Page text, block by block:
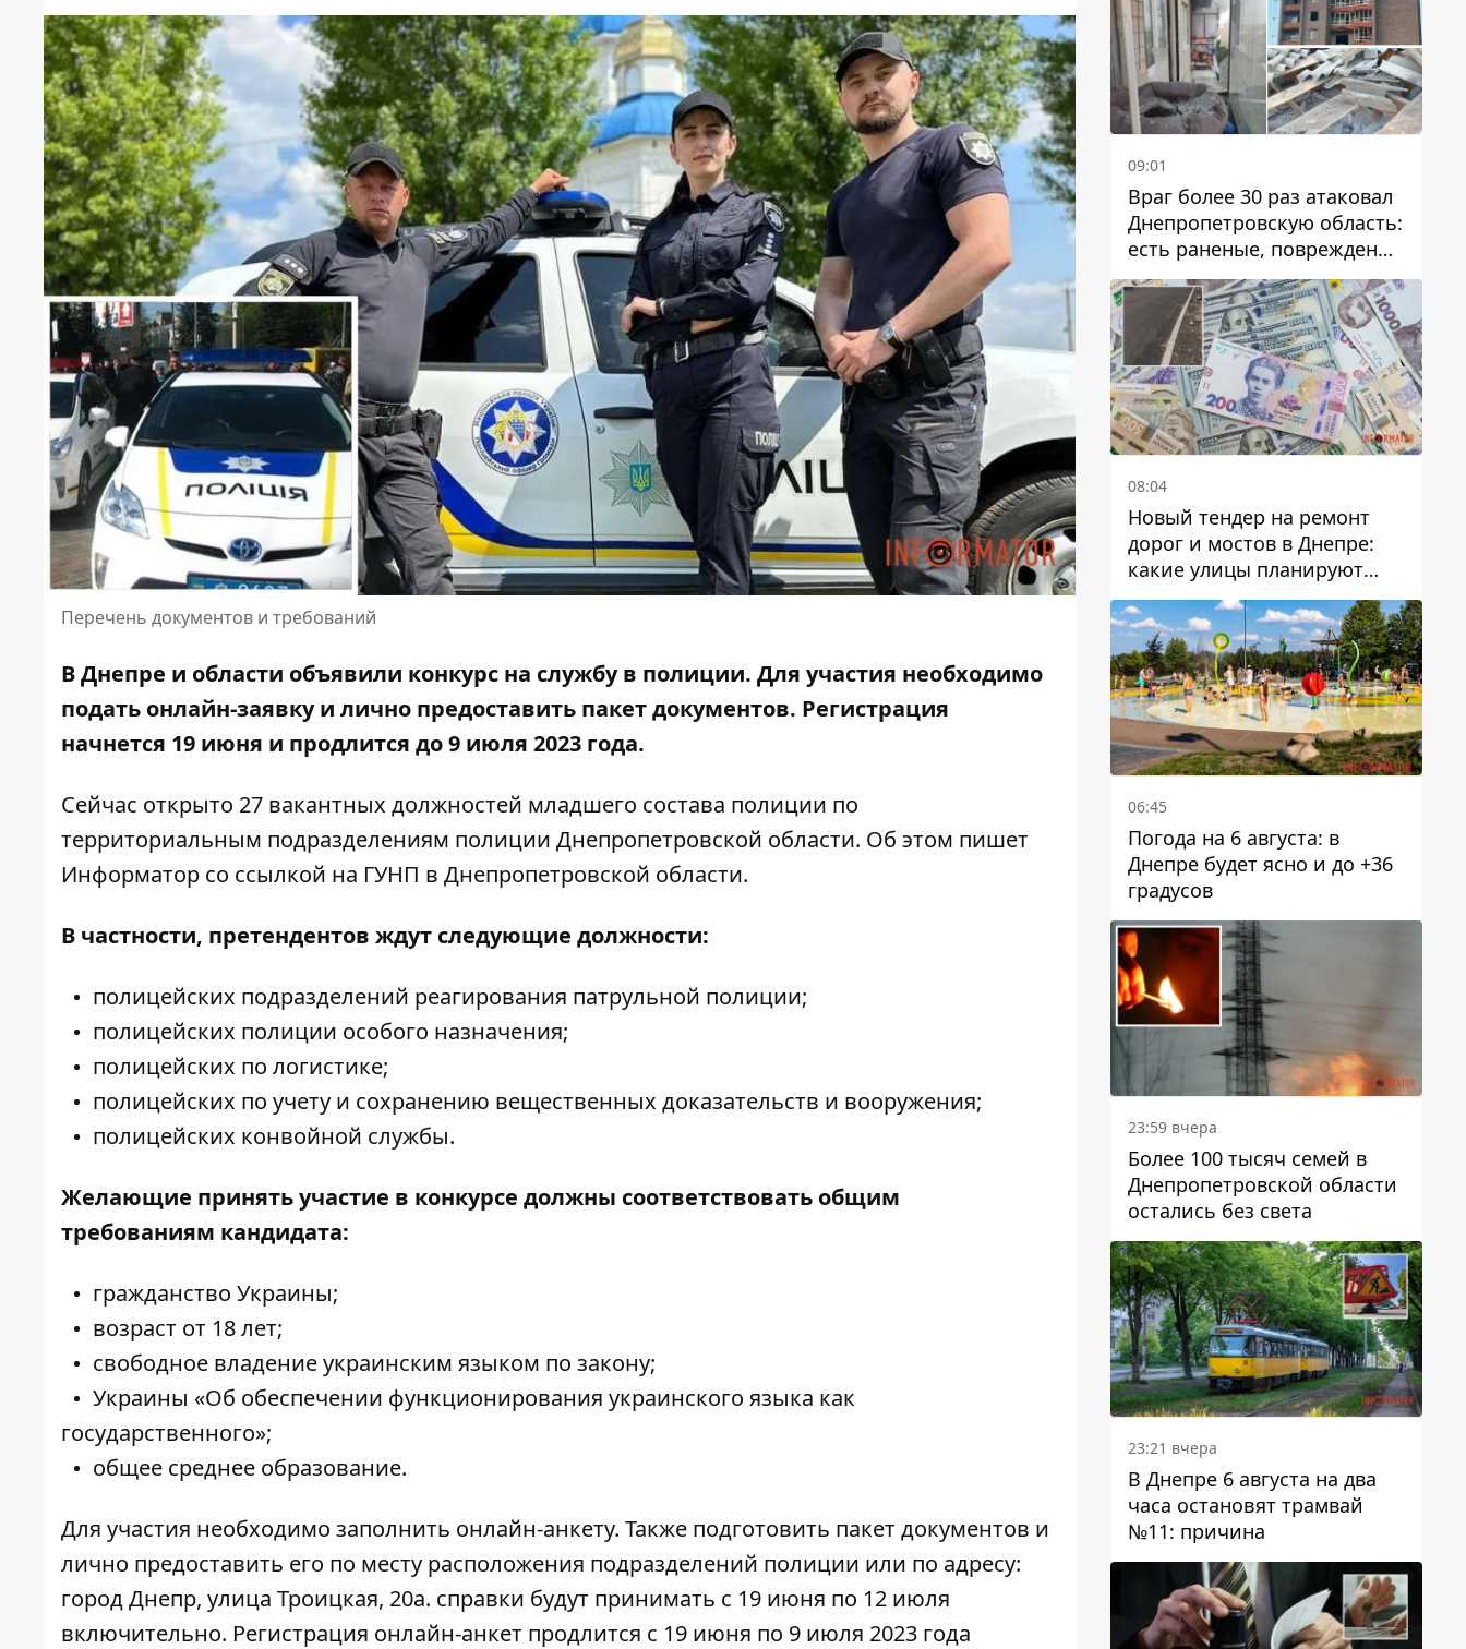
Перечень документов и требований
В Днепре и области объявили конкурс на службу в полиции. Для участия необходимо
подать онлайн-заявкуи лично предоставить пакет документов. Регистрация
начнется 19 июня и продлится до 9 июля 2023 года.
Сейчас открыто 27 вакантных должностей младшего состава полиции по
территориальным подразделениям полиции Днепропетровской области. Об этом пишет
Информатор со ссылкой на ГУНП в Днепропетровской области.
В частности, претендентов ждут следующие должности:
полицейских подразделений реагирования патрульной полиции;
полицейских полиции особого назначения;
полицейских по логистике;
полицейских по учету и сохранению вещественных доказательств и вооружения;
полицейских конвойной службы.
Желающие принять участие в конкурсе должны соответствовать общим
требованиям кандидата:
гражданство Украины;
возраст от 18 лет;
свободное владение украинским языком по закону;
Украины «Об обеспечении функционирования украинского языка как
государственного»;
общее среднее образование.
Для участия необходимо заполнить онлайн-анкету. Также подготовить пакет документов и
лично предоставить его по месту расположения подразделений полиции или по адресу:
город Днепр, улица Троицкая, 20а. справки будут принимать с 19 июня по 12 июля
включительно. Регистрация онлайн-анкет продлится с 19 июня по 9 июля 2023 года
09:01
Враг более 30 раз атаковал
Днепропетровскую область:
есть раненые, повреждены
лицей, дома и предприятия
08:04
Новый тендер на ремонт
дорог и мостов в Днепре:
какие улицы планируют
обновить и сколько
десятков миллионов гривен
на это хотят потратить
06:45
Погода на 6 августа: в
Днепре будет ясно и до +36
градусов
23:59 вчера
Более 100 тысяч семей в
Днепропетровской области
остались без света
23:21 вчера
В Днепре 6 августа на два
часа остановят трамвай
№11: причина